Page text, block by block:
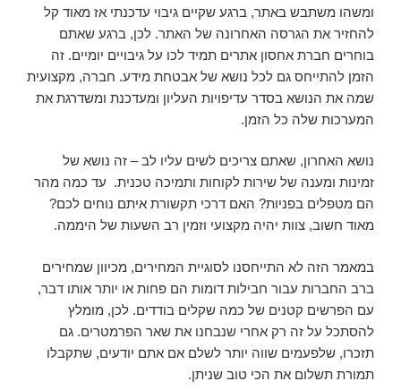
ומשהו משתבש באתר, ברגע שקיים גיבוי עדכנתי אז מאוד קל
להחזיר את הגרסה האחרונה של האתר. לכן, ברגע שאתם
בוחרים חברת אחסון אתרים תמיד לכו על גיבויים יומיים. זה
הזמן להתייחס גם לכל נושא של אבטחת מידע. חברה, מקצועית
שמה את הנושא בסדר עדיפויות העליון ומעדכנת ומשדרגת את
המערכות שלה כל הזמן.
נושא האחרון, שאתם צריכים לשים עליו לב – זה נושא של
זמינות ומענה של שירות לקוחות ותמיכה טכנית. עד כמה מהר
הם מטפלים בפניות? האם דרכי תקשורת איתם נוחים לכם?
מאוד חשוב, צוות יהיה מקצועי וזמין רב השעות של היממה.
במאמר הזה לא התייחסנו לסוגיית המחירים, מכיוון שמחירים
ברב החברות עבור חבילות דומות הם פחות או יותר אותו דבר,
עם הפרשים קטנים של כמה שקלים בודדים. לכן, מומלץ
להסתכל על זה רק אחרי שנבחנו את שאר הפרמטרים. גם
תזכרו, שלפעמים שווה יותר לשלם אם אתם יודעים, שתקבלו
תמורת תשלום את הכי טוב שניתן.